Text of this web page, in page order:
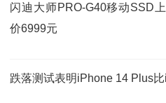
闪迪大师PRO-G40移动SSD
价6999元
跌落测试表明iPhone 14 Plus